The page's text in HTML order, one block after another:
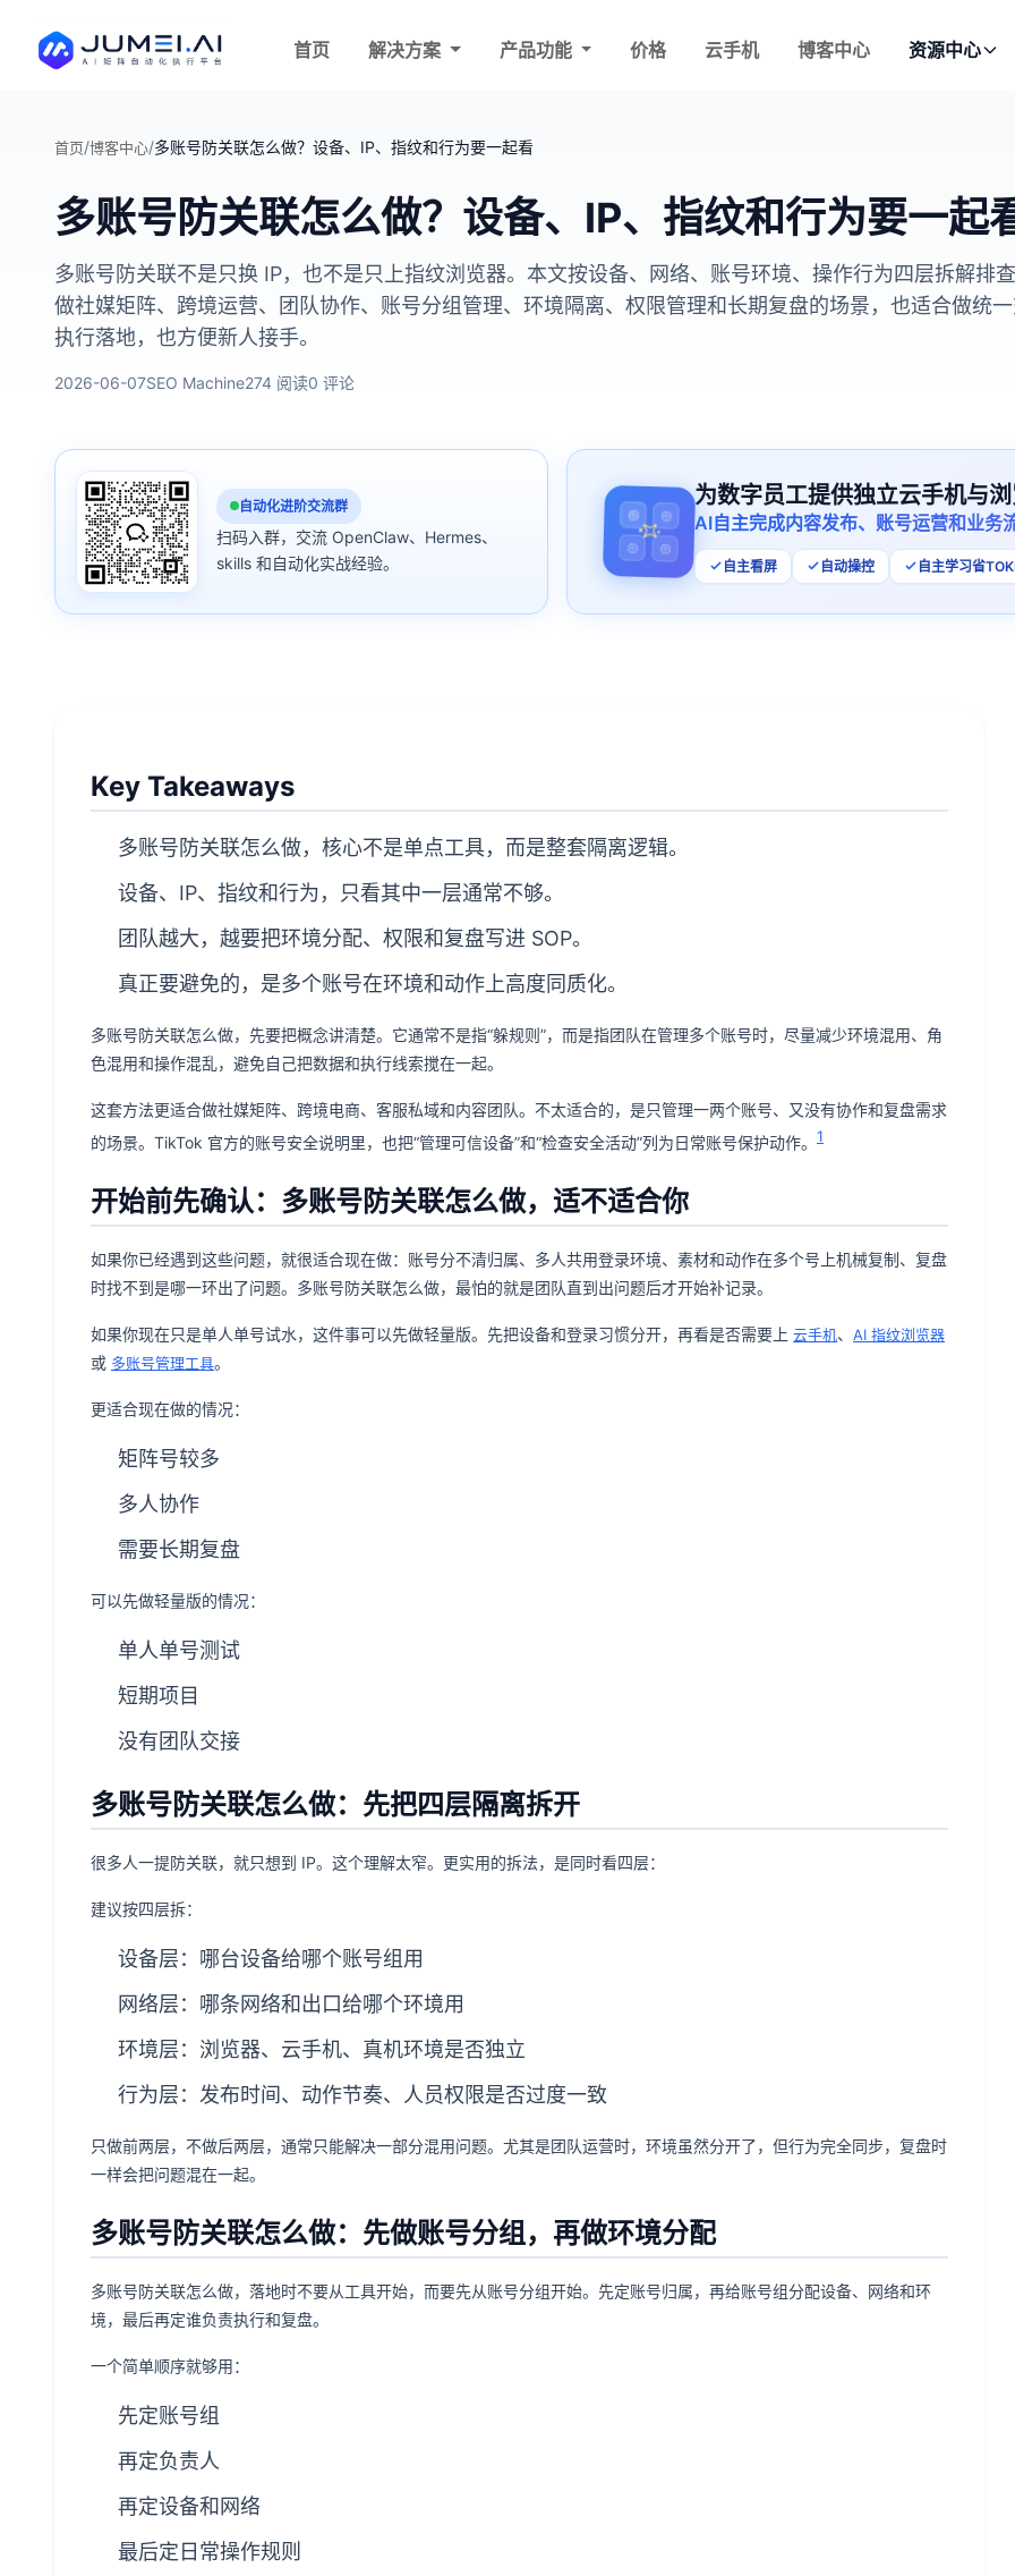
首页 解决方案 产品功能 价格 云手机 博客中心 资源中心
首页/博客中心/多账号防关联怎么做？设备、IP、指纹和行为要一起看
多账号防关联怎么做？设备、IP、指纹和行为要一起
多账号防关联不是只换 IP，也不是只上指纹浏览器。本文按设备、网络、账号环境、操作行为四层拆解排
做社媒矩阵、跨境运营、团队协作、账号分组管理、环境隔离、权限管理和长期复盘的场景，也适合做统
执行落地，也方便新人接手。
2026-06-07SEO Machine274 阅读0 评论
自动化进阶交流群
扫码入群，交流 OpenClaw、Hermes、
skills 和自动化实战经验。
为数字员工提供独立云手机与
AI自主完成内容发布、账号运营和业务
自主看屏 自动操控 自主学习省
Key Takeaways
多账号防关联怎么做，核心不是单点工具，而是整套隔离逻辑。
设备、IP、指纹和行为，只看其中一层通常不够。
团队越大，越要把环境分配、权限和复盘写进 SOP。
真正要避免的，是多个账号在环境和动作上高度同质化。
多账号防关联怎么做，先要把概念讲清楚。它通常不是指“躲规则”，而是指团队在管理多个账号时，尽量减少环境混用、角
色混用和操作混乱，避免自己把数据和执行线索搅在一起。
这套方法更适合做社媒矩阵、跨境电商、客服私域和内容团队。不太适合的，是只管理一两个账号、又没有协作和复盘需求
的场景。TikTok 官方的账号安全说明里，也把“管理可信设备”和“检查安全活动”列为日常账号保护动作。 1
开始前先确认：多账号防关联怎么做，适不适合你
如果你已经遇到这些问题，就很适合现在做：账号分不清归属、多人共用登录环境、素材和动作在多个号上机械复制、复盘
时找不到是哪一环出了问题。多账号防关联怎么做，最怕的就是团队直到出问题后才开始补记录。
如果你现在只是单人单号试水，这件事可以先做轻量版。先把设备和登录习惯分开，再看是否需要上 云手机、 AI 指纹浏览器
或 多账号管理工具。
更适合现在做的情况：
矩阵号较多
多人协作
需要长期复盘
可以先做轻量版的情况：
单人单号测试
短期项目
没有团队交接
多账号防关联怎么做：先把四层隔离拆开
很多人一提防关联，就只想到 IP。这个理解太窄。更实用的拆法，是同时看四层：
建议按四层拆：
设备层：哪台设备给哪个账号组用
网络层：哪条网络和出口给哪个环境用
环境层：浏览器、云手机、真机环境是否独立
行为层：发布时间、动作节奏、人员权限是否过度一致
只做前两层，不做后两层，通常只能解决一部分混用问题。尤其是团队运营时，环境虽然分开了，但行为完全同步，复盘时
一样会把问题混在一起。
多账号防关联怎么做：先做账号分组，再做环境分配
多账号防关联怎么做，落地时不要从工具开始，而要先从账号分组开始。先定账号归属，再给账号组分配设备、网络和环
境，最后再定谁负责执行和复盘。
一个简单顺序就够用：
先定账号组
再定负责人
再定设备和网络
最后定日常操作规则